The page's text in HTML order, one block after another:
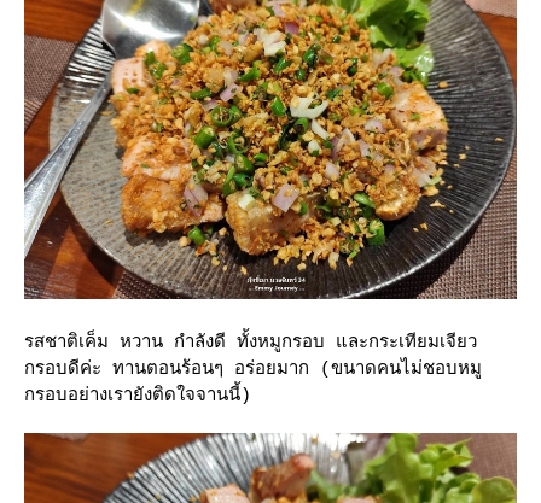
รสชาติเค็ม หวาน กำลังดี ทั้งหมูกรอบ และกระเทียมเจียว
กรอบดีค่ะ ทานตอนร้อนๆ อร่อยมาก (ขนาดคนไม่ชอบหมู
กรอบอย่างเรายังติดใจจานนี้)